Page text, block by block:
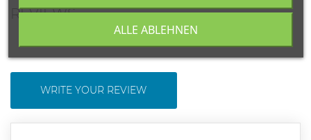
REVIEWS
WRITE YOUR REVIEW
ALLE ABLEHNEN